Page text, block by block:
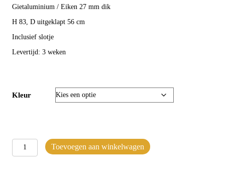
Gietaluminium / Eiken 27 mm dik
H 83, D uitgeklapt 56 cm
Inclusief slotje
Levertijd: 3 weken
Kleur
Gevelbank
Toevoegen aan winkelwagen